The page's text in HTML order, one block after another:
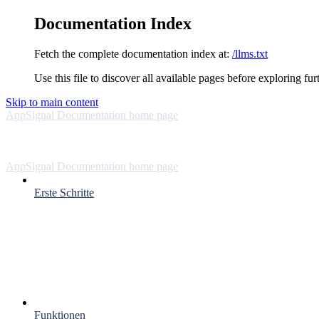
Documentation Index
Fetch the complete documentation index at: /llms.txt
Use this file to discover all available pages before exploring
Skip to main content
AppSignal Documentation home page
AppSignal Documentation home page
Erste Schritte
Funktionen